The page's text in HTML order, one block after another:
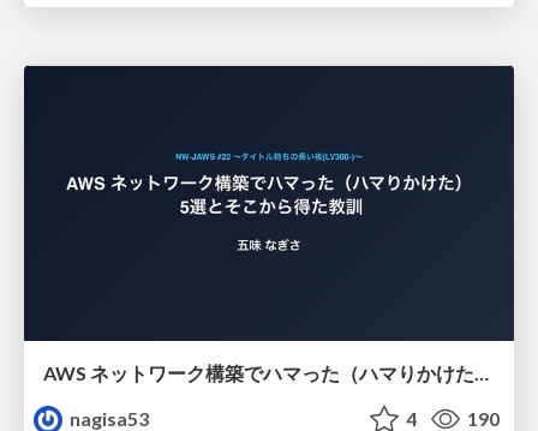
AWS ネットワーク構築でハマった（ハマりかけた） 5選とそこから得た教訓
nagisa53
4 190